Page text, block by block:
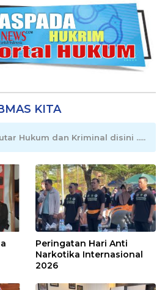
KITA
Hukum dan Kriminal disini .....
Peringatan Hari Anti
Narkotika Internasional
2026